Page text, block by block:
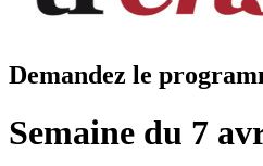
Demandez le
Semaine du 7